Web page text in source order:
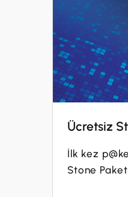
Ücretsiz
İlk kez
Stone